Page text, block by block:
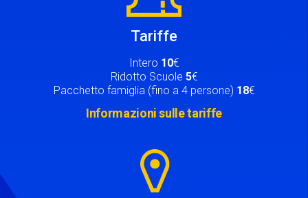
Tariffe
Intero 10€
Ridotto Scuole 5€
Pacchetto famiglia (fino a 4 persone) 18€
Informazioni sulle tariffe